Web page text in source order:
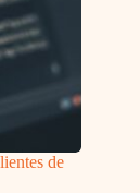
de